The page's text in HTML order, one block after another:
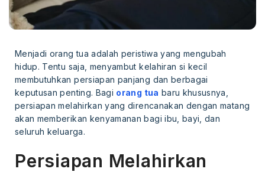
Menjadi orang tua adalah peristiwa yang mengubah
hidup. Tentu saja, menyambut kelahiran si kecil
membutuhkan persiapan panjang dan berbagai
keputusan penting. Bagi orang tua baru khususnya,
persiapan melahirkan yang direncanakan dengan matang
akan memberikan kenyamanan bagi ibu, bayi, dan
seluruh keluarga.
Persiapan Melahirkan